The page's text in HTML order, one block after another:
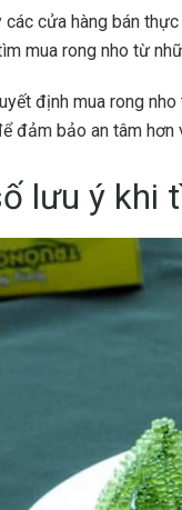
các cửa hàng bán
mua rong nho từ
định mua rong
đảm bảo an tâm
lưu ý khi